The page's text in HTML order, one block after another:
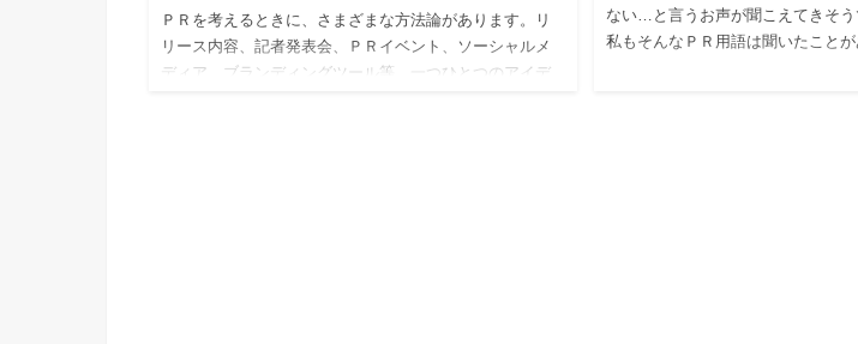
ＰＲを考えるときに、さまざまな方法論があります。リ
リース内容、記者発表会、ＰＲイベント、ソーシャルメ
ディア、ブランディングツール等。一つひとつのアイデ
ない…と言うお声が聞こえてきそ
私もそんなＰＲ用語は聞いたことが